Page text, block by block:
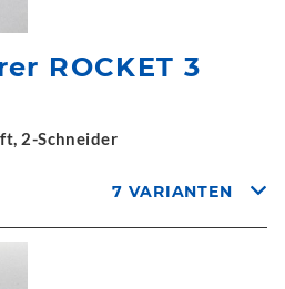
ROCKET 3
2-Schneider
7 VARIANTEN